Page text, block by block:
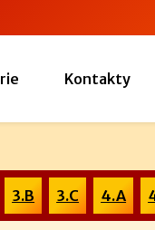
Kontakty
3.B 3.C 4.A